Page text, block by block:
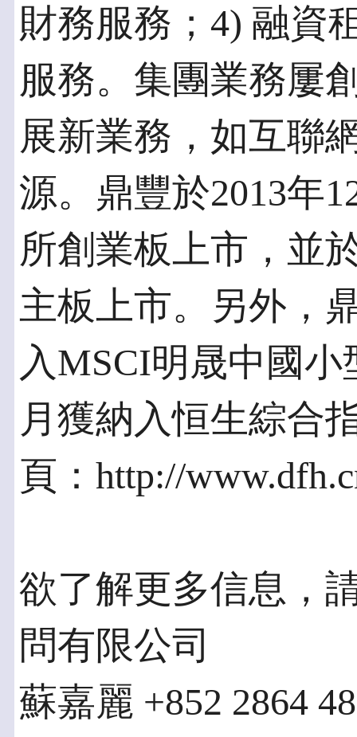
財務服務；4) 融資
服務。集團業務屢
展新業務，如互聯
源。鼎豐於2013年
所創業板上市，並
主板上市。另外，
入MSCI明晟中國
月獲納入恒生綜合
頁：http://
欲了解更多信息，
問有限公司
蘇嘉麗 +852 2864